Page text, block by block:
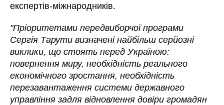
експертів-міжнародників.
"Пріоритетами передвиборчої програми
Сергія Тарути визначені найбільш серйозні
виклики, що стоять перед Україною:
повернення миру, необхідність реального
економічного зростання, необхідність
перезавантаження системи державного
управління задля відновлення довіри громадян